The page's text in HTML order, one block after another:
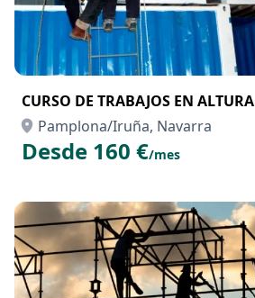
CURSO DE TRABAJOS EN ALTURA
Pamplona/Iruña, Navarra
Desde 160 €/mes